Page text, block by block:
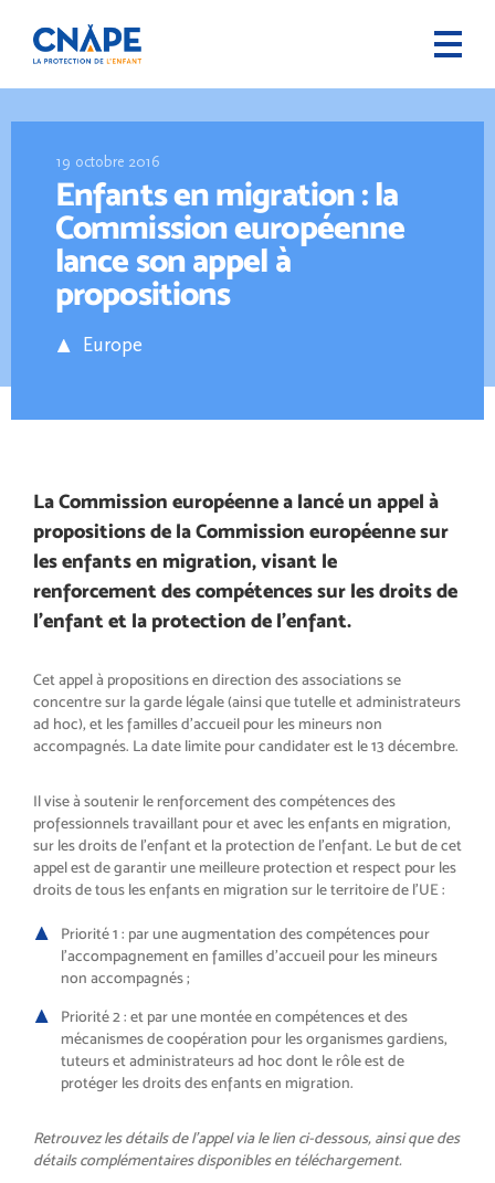
19 octobre 2016
Enfants en migration : la
Commission européenne
lance son appel à
propositions
Europe
La Commission européenne a lancé un appel à
propositions de la Commission européenne sur
les enfants en migration, visant le
renforcement des compétences sur les droits de
l’enfant et la protection de l’enfant.
Cet appel à propositions en direction des associations se
concentre sur la garde légale (ainsi que tutelle et administrateurs
ad hoc), et les familles d’accueil pour les mineurs non
accompagnés. La date limite pour candidater est le 13 décembre.
Il vise à soutenir le renforcement des compétences des
professionnels travaillant pour et avec les enfants en migration,
sur les droits de l’enfant et la protection de l’enfant. Le but de cet
appel est de garantir une meilleure protection et respect pour les
droits de tous les enfants en migration sur le territoire de l’UE :
Priorité 1 : par une augmentation des compétences pour
l’accompagnement en familles d’accueil pour les mineurs
non accompagnés ;
Priorité 2 : et par une montée en compétences et des
mécanismes de coopération pour les organismes gardiens,
tuteurs et administrateurs ad hoc dont le rôle est de
protéger les droits des enfants en migration.
Retrouvez les détails de l’appel via le lien ci-dessous, ainsi que des
détails complémentaires disponibles en téléchargement.